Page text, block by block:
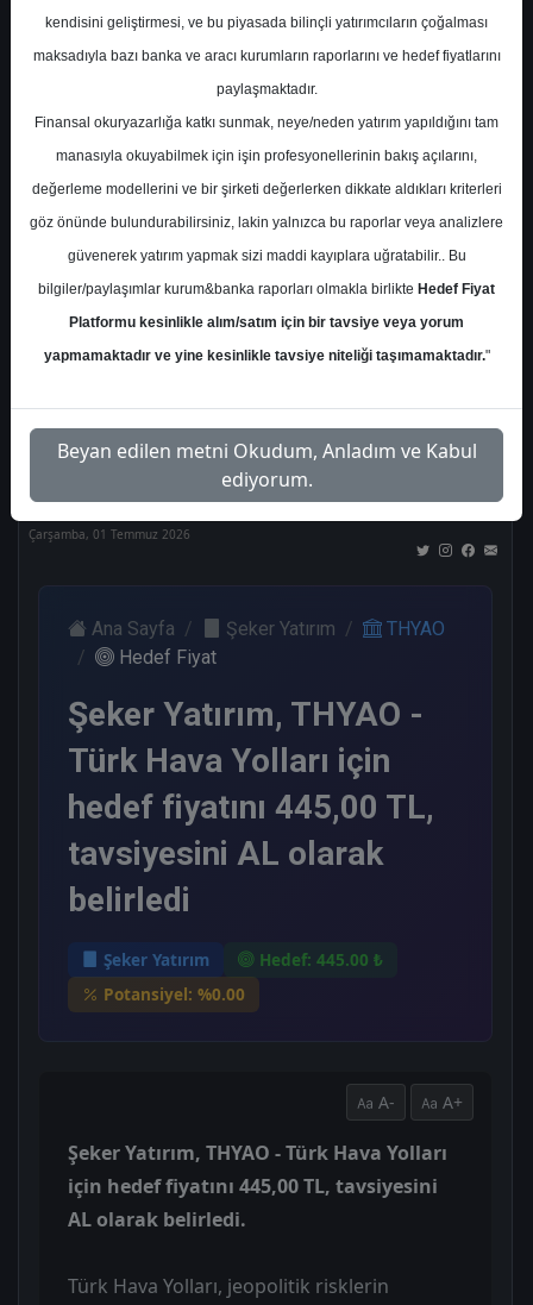
En Yüksek Tahmin
Ortalama Fiyat Tahmini
Ortalama Getiri Potansiyeli
Kurum Sayısı
21
12 1
Paralel
Get.
1
Üstü
Get.
5
Yok
1
1
Çarşamba, 01 Temmuz 2026
Ana Sayfa Şeker Yatırım
THYAO
Hedef Fiyat
Şeker Yatırım, THYAO -
Türk Hava Yolları için
hedef fiyatını 445,00 TL,
tavsiyesini AL olarak
belirledi
Şeker Yatırım
Hedef: 445.00 ₺
Potansiyel: %0.00
A- A+
Şeker Yatırım, THYAO - Türk Hava Yolları
için hedef fiyatını 445,00 TL, tavsiyesini
AL olarak belirledi.
Türk Hava Yolları, jeopolitik risklerin
kendisini geliştirmesi, ve bu piyasada bilinçli yatırımcıların çoğalması
maksadıyla bazı banka ve aracı kurumların raporlarını ve hedef fiyatlarını
paylaşmaktadır.
Finansal okuryazarlığa katkı sunmak, neye/neden yatırım yapıldığını tam
manasıyla okuyabilmek için işin profesyonellerinin bakış açılarını,
değerleme modellerini ve bir şirketi değerlerken dikkate aldıkları kriterleri
göz önünde bulundurabilirsiniz, lakin yalnızca bu raporlar veya analizlere
güvenerek yatırım yapmak sizi maddi kayıplara uğratabilir.. Bu
bilgiler/paylaşımlar kurum&banka raporları olmakla birlikte Hedef Fiyat
Platformu kesinlikle alım/satım için bir tavsiye veya yorum
yapmamaktadır ve yine kesinlikle tavsiye niteliği taşımamaktadır."
Beyan edilen metni Okudum, Anladım ve Kabul
ediyorum.